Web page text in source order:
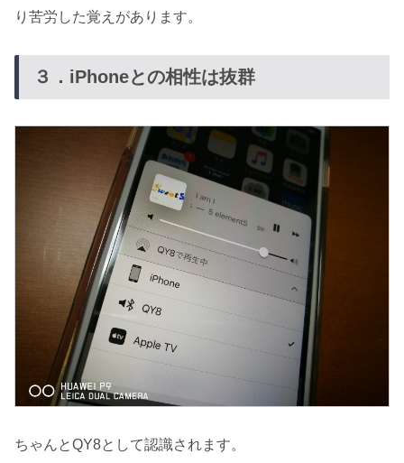
り苦労した覚えがあります。
３．iPhoneとの相性は抜群
ちゃんとQY8として認識されます。